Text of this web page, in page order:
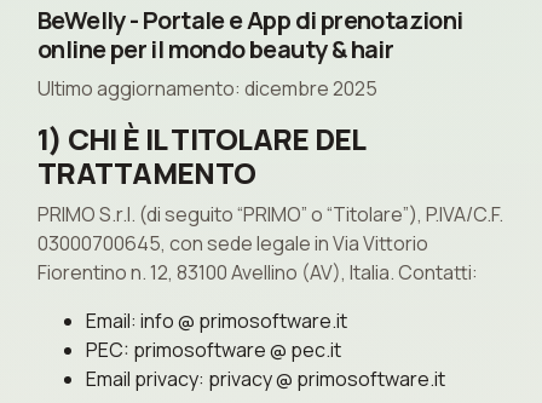
BeWelly - Portale e App di prenotazioni
online per il mondo beauty & hair
Ultimo aggiornamento: dicembre 2025
1) CHI È IL TITOLARE DEL
TRATTAMENTO
PRIMO S.r.l. (di seguito “PRIMO” o “Titolare”), P.IVA/C.F.
03000700645, con sede legale in Via Vittorio
Fiorentino n. 12, 83100 Avellino (AV), Italia. Contatti:
Email: info @ primosoftware.it
PEC: primosoftware @ pec.it
Email privacy: privacy @ primosoftware.it